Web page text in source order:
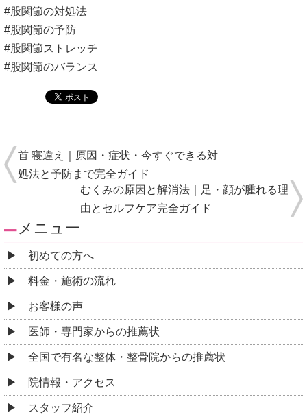
#股関節の対処法
#股関節の予防
#股関節ストレッチ
#股関節のバランス
首 寝違え｜原因・症状・今すぐできる対
処法と予防まで完全ガイド
むくみの原因と解消法｜足・顔が腫れる理
由とセルフケア完全ガイド
メニュー
初めての方へ
料金・施術の流れ
お客様の声
医師・専門家からの推薦状
全国で有名な整体・整骨院からの推薦状
院情報・アクセス
スタッフ紹介